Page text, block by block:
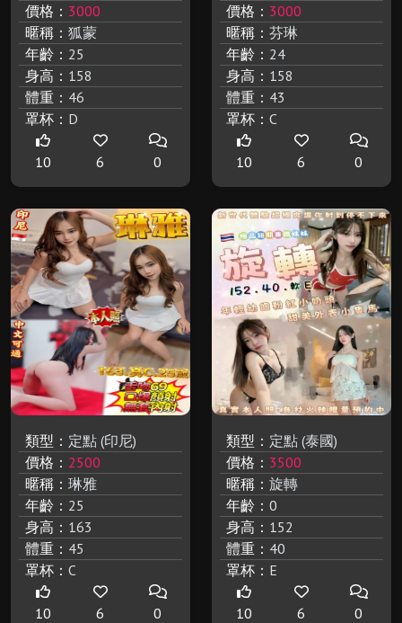
價格： 3000
暱稱： 狐蒙
年齡： 25
身高： 158
體重： 46
罩杯： D
10 6 0
價格： 3000
暱稱： 芬琳
年齡： 24
身高： 158
體重： 43
罩杯： C
10 6 0
類型： 定點 (印尼)
價格： 2500
暱稱： 琳雅
年齡： 25
身高： 163
體重： 45
罩杯： C
10 6 0
類型： 定點 (泰國)
價格： 3500
暱稱： 旋轉
年齡： 0
身高： 152
體重： 40
罩杯： E
10 6 0